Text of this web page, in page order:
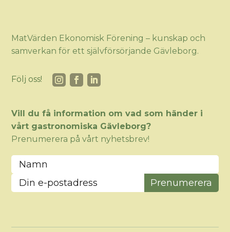
MatVärden Ekonomisk Förening – kunskap och
samverkan för ett självförsörjande Gävleborg.
Följ oss!
Vill du få information om vad som händer i
vårt gastronomiska Gävleborg?
Prenumerera på vårt nyhetsbrev!